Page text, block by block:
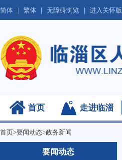
简体 | 繁体 | 无障碍浏览 | 进入关怀版
首页 走进临淄
首页>要闻动态>政务新闻
要闻动态